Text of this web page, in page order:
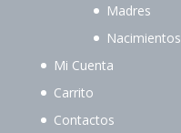
Madres
Nacimientos
Mi Cuenta
Carrito
Contactos